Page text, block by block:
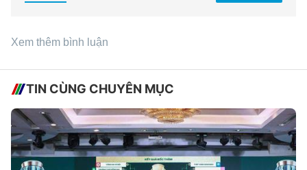
Xem thêm bình luận
TIN CÙNG CHUYÊN MỤC